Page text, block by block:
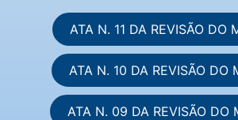
ATA N. 11 DA REVISÃO DO
ATA N. 10 DA REVISÃO DO
ATA N. 09 DA REVISÃO DO